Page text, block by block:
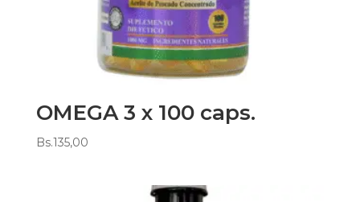
OMEGA 3 x 100 caps.
Bs.135,00